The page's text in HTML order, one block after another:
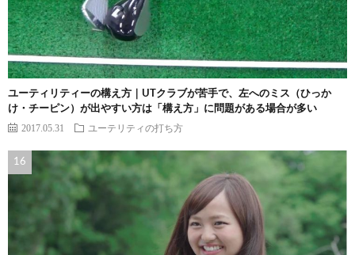
ユーティリティーの構え方｜UTクラブが苦手で、左へのミス（ひっか
け・チーピン）が出やすい方は「構え方」に問題がある場合が多い
2017.05.31 ユーテリティの打ち方